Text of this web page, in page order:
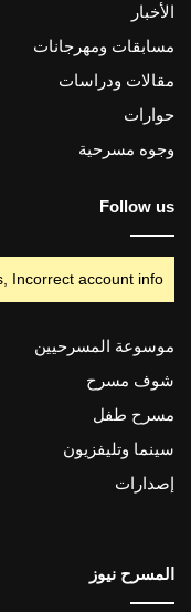
الأخبار
مسابقات ومهرجانات
مقالات ودراسات
حوارات
وجوه مسرحية
Follow us
Incorrect account info.
موسوعة المسرحيين
شوف مسرح
مسرح طفل
سينما وتليفزيون
إصدارات
المسرح نيوز